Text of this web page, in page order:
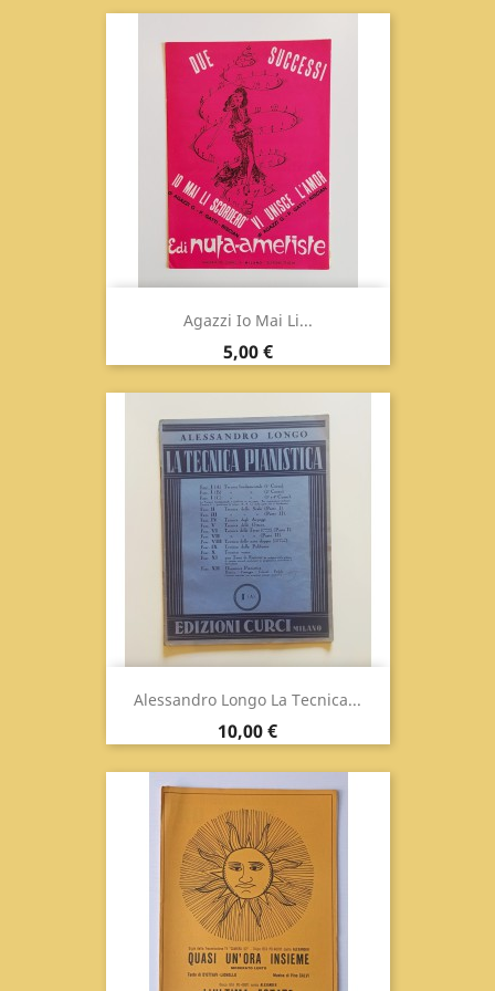
Agazzi Io Mai Li...
Prix
5,00 €
Alessandro Longo La Tecnica...
Prix
10,00 €